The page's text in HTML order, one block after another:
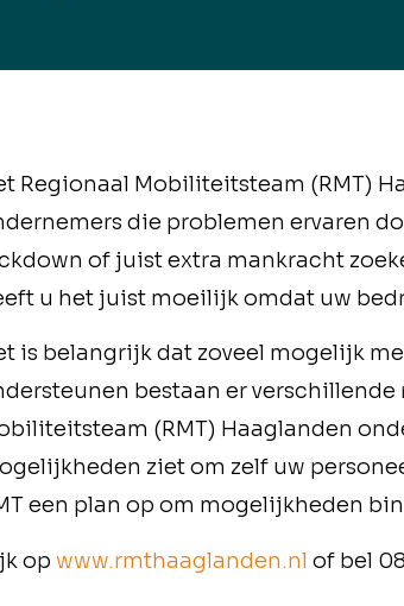
Regionaal Mobiliteitsteam (RMT)
die problemen ervaren
of juist extra mankracht
u het juist moeilijk omdat uw
is belangrijk dat zoveel mogelijk
bestaan er
(RMT) Haaglanden
ziet om zelf uw
een plan op om mogelijkheden
opwww.rmthaaglanden.nl of bel